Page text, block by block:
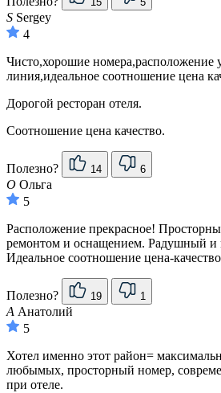
S Sergey
4
Чисто,хорошие номера,расположение
линия,идеальное соотношение цена
Дорогой ресторан отеля.
Соотношение цена качество.
Полезно? 14 6
О Ольга
5
Расположение прекрасное!
ремонтом и оснащением. Радушный и
Идеальное соотношение цена-
Полезно? 19 1
А Анатолий
5
Хотел именно этот район=
любымых, просторный номер,
при отеле.